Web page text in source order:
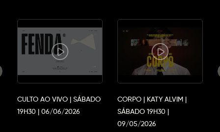
CULTO AO VIVO | SÁBADO
19H30 | 06/06/2026
CORPO | KATY ALVIM |
SÁBADO 19H30 |
09/05/2026